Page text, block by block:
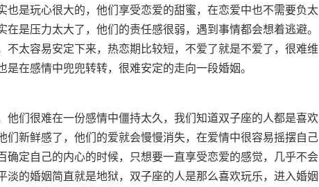
也是玩心很大的，他们享受恋爱的甜蜜，在恋爱中也不需要负太
是压力太大了，他们的责任感很弱，遇到事情都会想着逃避。
不太容易安定下来，热恋期比较短，不爱了就是不爱了，很难维
在感情中兜兜转转，很难安定的走向一段婚姻。
他们很难在一份感情中僵持太久，我们知道双子座的人都是喜欢
们新鲜感了，他们的爱就会慢慢消失，在爱情中很容易摇摆自己
确定自己的内心的时候，只想要一直享受恋爱的感觉，几乎不会
淡的婚姻简直就是地狱，双子座的人是那么喜欢玩乐，进入婚姻